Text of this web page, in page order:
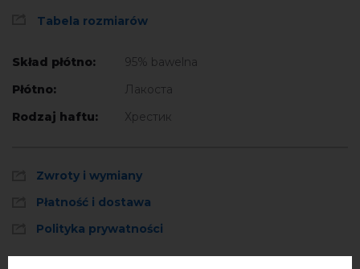
Tabela rozmiarów
Skład płótno:
95% bawelna
Płótno:
Лакоста
Rodzaj haftu:
Хрестик
Zwroty i wymiany
Płatność i dostawa
Polityka prywatności